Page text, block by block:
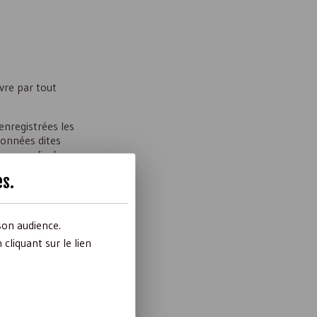
par tout
les
dites
syndicale,
la réalisation
à des fins de
.
audience.
cliquant sur le lien